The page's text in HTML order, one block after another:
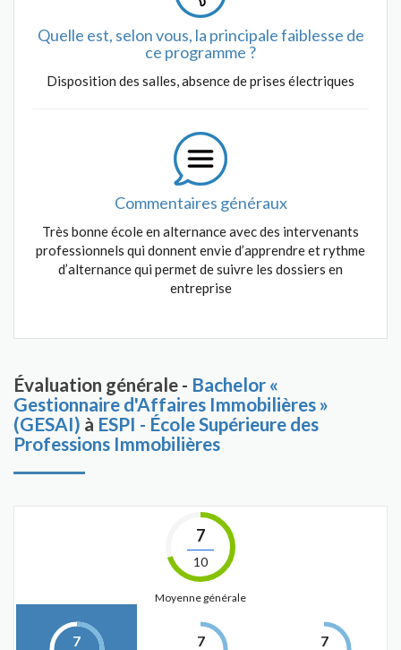
Quelle est, selon vous, la principale faiblesse de
ce programme ?
Disposition des salles, absence de prises électriques
Commentaires généraux
Très bonne école en alternance avec des intervenants
professionnels qui donnent envie d’apprendre et rythme
d’alternance qui permet de suivre les dossiers en
entreprise
Évaluation générale - Bachelor «
Gestionnaire d'Affaires Immobilières »
(GESAI) à ESPI - École Supérieure des
Professions Immobilières
7
10
Moyenne générale
7 7 7